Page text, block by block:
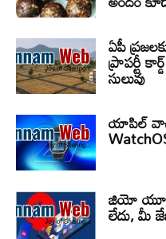
ఏపీ
ప్రాపర్టీ
సులువు
యాపిల్
జియో
లేదు, మీ